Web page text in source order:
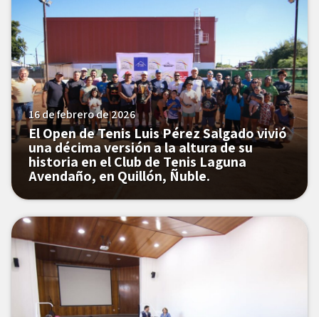
16 de febrero de 2026
El Open de Tenis Luis Pérez Salgado vivió
una décima versión a la altura de su
historia en el Club de Tenis Laguna
Avendaño, en Quillón, Ñuble.